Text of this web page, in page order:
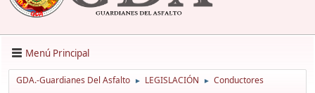
Menú Principal
GDA.-Guardianes Del Asfalto ► LEGISLACIÓN ► Conductores